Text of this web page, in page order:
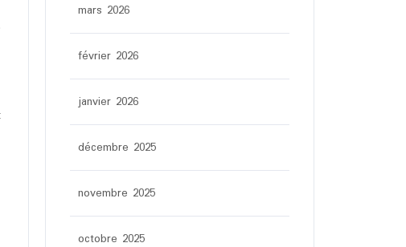
mars 2026
février 2026
janvier 2026
décembre 2025
novembre 2025
octobre 2025